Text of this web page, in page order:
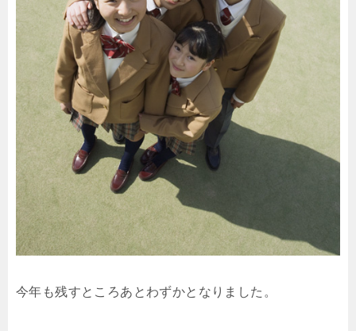
今年も残すところあとわずかとなりました。